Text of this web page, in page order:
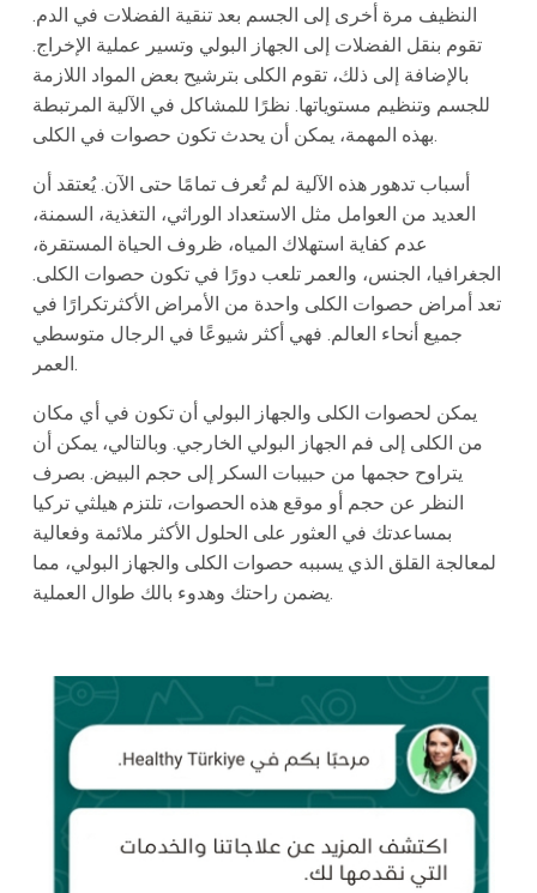
النظيف مرة أخرى إلى الجسم بعد تنقية الفضلات في الدم.
تقوم بنقل الفضلات إلى الجهاز البولي وتسير عملية الإخراج.
بالإضافة إلى ذلك، تقوم الكلى بترشيح بعض المواد اللازمة
للجسم وتنظيم مستوياتها. نظرًا للمشاكل في الآلية المرتبطة
بهذه المهمة، يمكن أن يحدث تكون حصوات في الكلى.
أسباب تدهور هذه الآلية لم تُعرف تمامًا حتى الآن. يُعتقد أن
العديد من العوامل مثل الاستعداد الوراثي، التغذية، السمنة،
عدم كفاية استهلاك المياه، ظروف الحياة المستقرة،
الجغرافيا، الجنس، والعمر تلعب دورًا في تكون حصوات الكلى.
تعد أمراض حصوات الكلى واحدة من الأمراض الأكثرتكرارًا في
جميع أنحاء العالم. فهي أكثر شيوعًا في الرجال متوسطي
العمر.
يمكن لحصوات الكلى والجهاز البولي أن تكون في أي مكان
من الكلى إلى فم الجهاز البولي الخارجي. وبالتالي، يمكن أن
يتراوح حجمها من حبيبات السكر إلى حجم البيض. بصرف
النظر عن حجم أو موقع هذه الحصوات، تلتزم هيلثي تركيا
بمساعدتك في العثور على الحلول الأكثر ملائمة وفعالية
لمعالجة القلق الذي يسببه حصوات الكلى والجهاز البولي، مما
يضمن راحتك وهدوء بالك طوال العملية.